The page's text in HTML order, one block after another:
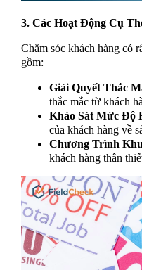
3. Các Hoạt Động Cụ
Chăm sóc khách hàng có
gồm:
Giải Quyết Thắc
thắc mắc từ khách
Khảo Sát Mức Độ
của khách hàng về
Chương Trình
khách hàng thân